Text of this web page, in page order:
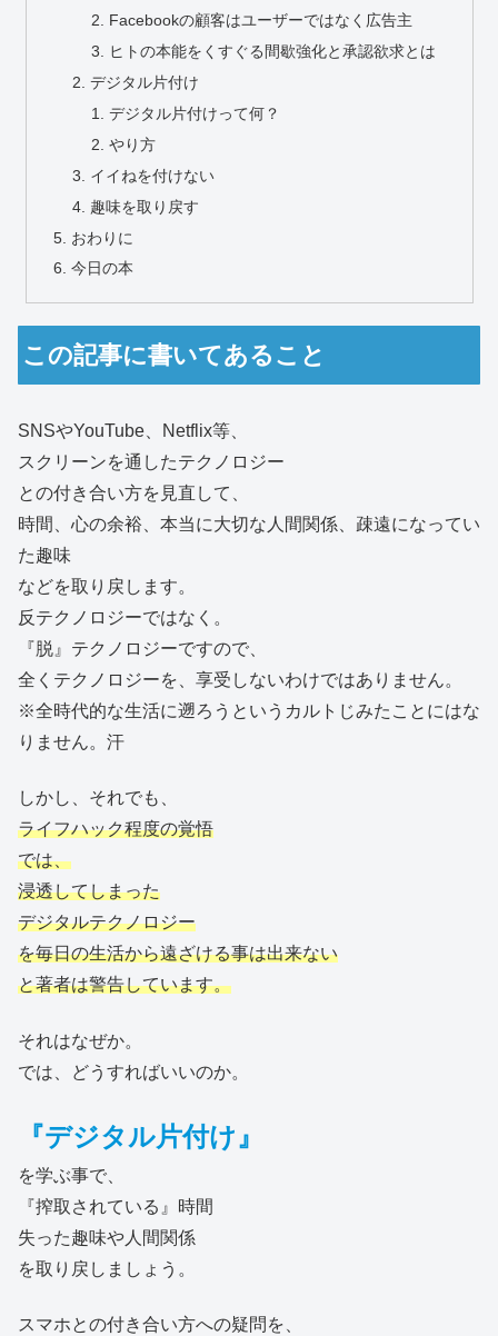
Facebookの顧客はユーザーではなく広告主
ヒトの本能をくすぐる間歇強化と承認欲求とは
デジタル片付け
デジタル片付けって何？
やり方
イイねを付けない
趣味を取り戻す
おわりに
今日の本
この記事に書いてあること
SNSやYouTube、Netflix等、
スクリーンを通したテクノロジー
との付き合い方を見直して、
時間、心の余裕、本当に大切な人間関係、疎遠になってい
た趣味
などを取り戻します。
反テクノロジーではなく。
『脱』テクノロジーですので、
全くテクノロジーを、享受しないわけではありません。
※全時代的な生活に遡ろうというカルトじみたことにはな
りません。汗
しかし、それでも、
ライフハック程度の覚悟
では、
浸透してしまった
デジタルテクノロジー
を毎日の生活から遠ざける事は出来ない
と著者は警告しています。
それはなぜか。
では、どうすればいいのか。
『デジタル片付け』
を学ぶ事で、
『搾取されている』時間
失った趣味や人間関係
を取り戻しましょう。
スマホとの付き合い方への疑問を、